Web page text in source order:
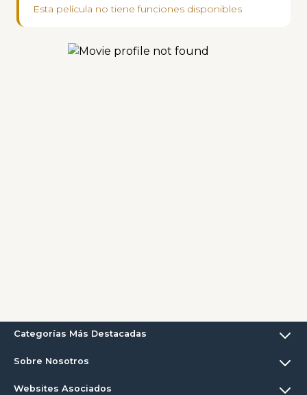
Esta película no tiene funciones disponibles
Categorías Más Destacadas
Sobre Nosotros
Websites Asociados